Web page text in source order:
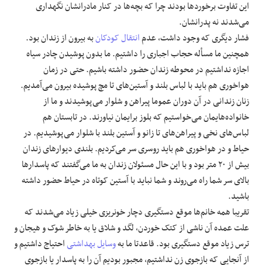
این تفاوت برخوردها بودند چرا که بچه‌ها در کنار مادرانشان نگهداری
می‌شدند نه پدرانشان.
فشار دیگری که وجود داشت، عدمانتقال کودکانبه بیرون از زندان بود.
همچنین ما مسأله حجاب اجباری را داشتیم. ما بدون پوشیدن چادر سیاه
اجازه نداشتیم در محوطه زندان حضور داشته باشیم. حتی در زمان
هواخوری هم باید با لباس بلند و آستین‌های تا مچ پوشیده بیرون می‌آمدیم.
زنان زندانی در آن دوران عموما پیراهن و شلوار می‌پوشیدند و ما از
خانواده‌هایمان می‌خواستیم که بلوز برایمان نیاورند. در تابستان هم
لباس‌های نخی و پیراهن‌های تا زانو و آستین بلند با شلوار می‌پوشیدیم. در
حیاط و در هواخوری هم باید روسری سر می‌کردیم. بلندی دیوارهای زندان
بیش از ۲۰ متر بود و با این حال مسئولان زندان به ما می‌گفتند که پاسدارها
بالای سر شما راه می‌روند و شما نباید با آستین کوتاه در حیاط حضور داشته
باشید.
تقریبا همه خانم‌ها موقع دستگیری دچار خونریزی خیلی زیاد می‌شدند که
علت عمده آن ناشی از کتک خوردن، لگد و شلاق یا به خاطر شوک و هیجان و
ترس زیاد موقع دستگیری بود. قاعدتا ما بهوسایل بهداشتیاحتیاج داشتیم و
از آنجایی که بازجوی زن نداشتیم، مجبور بودیم آن را به پاسدار یا بازجوی